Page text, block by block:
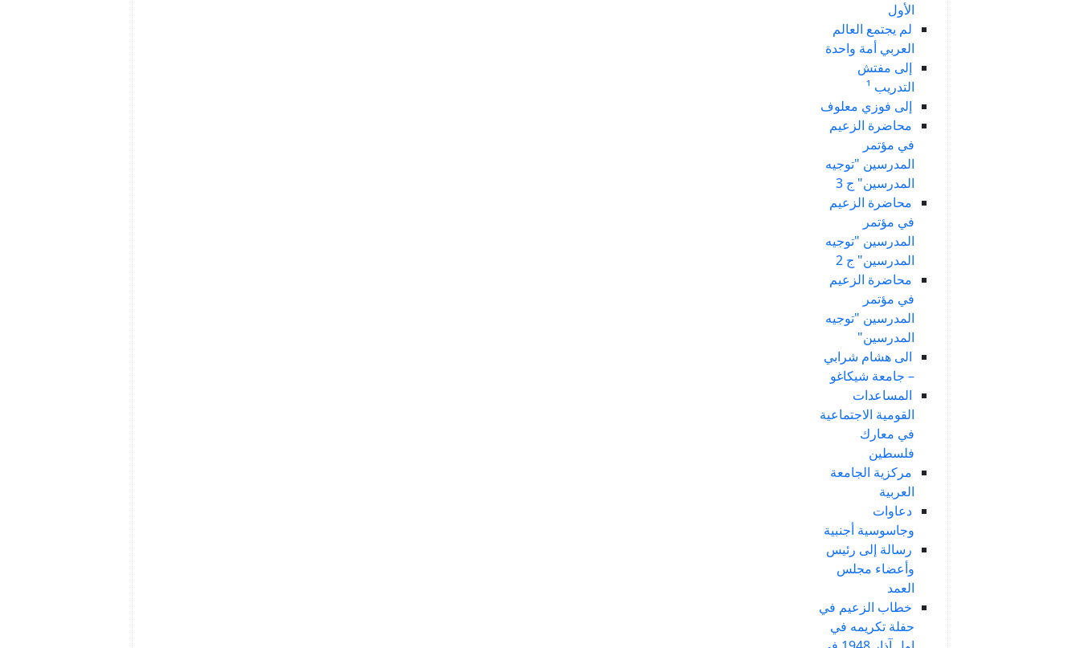
الأول
لم يجتمع العالم
العربي أمة واحدة
إلى مفتش
التدريب ¹
إلى فوزي معلوف
محاضرة الزعيم
في مؤتمر
المدرسين "توجيه
المدرسين" ج 3
محاضرة الزعيم
في مؤتمر
المدرسين "توجيه
المدرسين" ج 2
محاضرة الزعيم
في مؤتمر
المدرسين "توجيه
المدرسين"
الى هشام شرابي
– جامعة شيكاغو
المساعدات
القومية الاجتماعية
في معارك
فلسطين
مركزية الجامعة
العربية
دعاوات
وجاسوسية أجنبية
رسالة إلى رئيس
وأعضاء مجلس
العمد
خطاب الزعيم في
حفلة تكريمه في